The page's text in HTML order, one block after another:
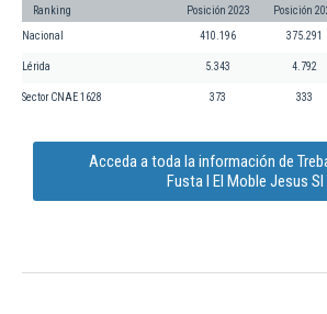
Ranking Posición 2023 Posición
Nacional 410.196 375.291
Lérida 5.343 4.792
Sector CNAE 1628 373 333
Acceda a toda la información de
Fusta I El Moble Jesus Sl